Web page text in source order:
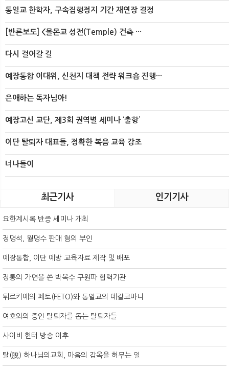
통일교 한학자, 구속집행정지 기간 재연장 결정
[반론보도] <몰몬교 성전(Temple) 건축 ···
다시 걸어갈 길
예장통합 이대위, 신천지 대책 전략 워크숍 진행···
은애하는 독자님아!
예장고신 교단, 제3회 권역별 세미나 ‘출항’
이단 탈퇴자 대표들, 정확한 복음 교육 강조
너나들이
최근기사 인기기사
요한계시록 반증 세미나 개최
정명석, 월명수 판매 혐의 부인
예장통합, 이단 예방 교육자료 제작 및 배포
정통의 가면을 쓴 박옥수 구원파 협력기관
튀르키예의 페토(FETO)와 통일교의 데칼코마니
여호와의 증인 탈퇴자를 돕는 탈퇴자들
사이비 헌터 방송 이후
탈(脫) 하나님의교회, 마음의 감옥을 허무는 일